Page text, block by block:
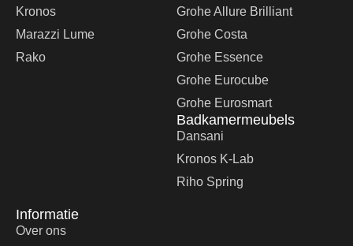
Kronos
Marazzi Lume
Rako
Grohe Allure Brilliant
Grohe Costa
Grohe Essence
Grohe Eurocube
Grohe Eurosmart
Badkamermeubels
Dansani
Kronos K-Lab
Riho Spring
Informatie
Over ons